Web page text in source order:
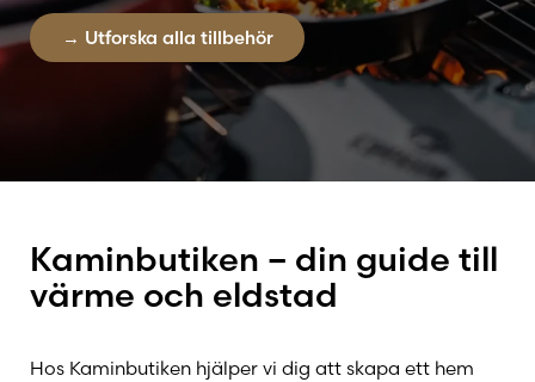
→ Utforska alla tillbehör
Kaminbutiken – din guide till
värme och eldstad
Hos Kaminbutiken hjälper vi dig att skapa ett hem